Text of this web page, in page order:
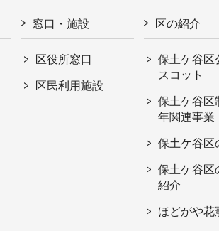
窓口・施設
区役所窓口
区民利用施設
区の紹介
保土ケ谷区
スコット
保土ケ谷区
年関連事業
保土ケ谷区
保土ケ谷区
紹介
ほどがや花